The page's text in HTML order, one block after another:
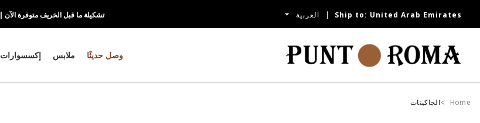
Ship to: United Arab Emirates العربية
تشكيلة ما قبل الخريف متوفرة الآن | تسوقي الآن
وصل حديثًا ملابس إكسسوارات
Home الجاكيتات